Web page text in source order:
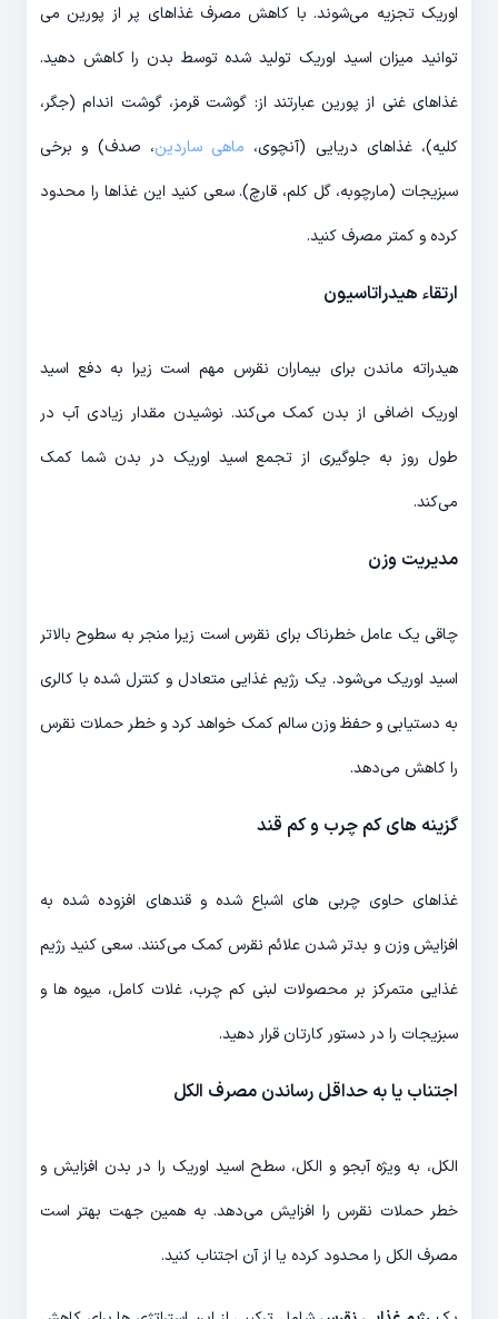
اوریک تجزیه می‌شوند. با کاهش مصرف غذاهای پر از پورین می
توانید میزان اسید اوریک تولید شده توسط بدن را کاهش دهید.
غذاهای غنی از پورین عبارتند از: گوشت قرمز، گوشت اندام (جگر،
کلیه)، غذاهای دریایی (آنچوی، ماهی ساردین، صدف) و برخی
سبزیجات (مارچوبه، گل کلم، قارچ). سعی کنید این غذاها را محدود
کرده و کمتر مصرف کنید.
ارتقاء هیدراتاسیون
هیدراته ماندن برای بیماران نقرس مهم است زیرا به دفع اسید
اوریک اضافی از بدن کمک می‌کند. نوشیدن مقدار زیادی آب در
طول روز به جلوگیری از تجمع اسید اوریک در بدن شما کمک
می‌کند.
مدیریت وزن
چاقی یک عامل خطرناک برای نقرس است زیرا منجر به سطوح بالاتر
اسید اوریک می‌شود. یک رژیم غذایی متعادل و کنترل شده با کالری
به دستیابی و حفظ وزن سالم کمک خواهد کرد و خطر حملات نقرس
را کاهش می‌دهد.
گزینه های کم چرب و کم قند
غذاهای حاوی چربی های اشباع شده و قندهای افزوده شده به
افزایش وزن و بدتر شدن علائم نقرس کمک می‌کنند. سعی کنید رژیم
غذایی متمرکز بر محصولات لبنی کم چرب، غلات کامل، میوه ها و
سبزیجات را در دستور کارتان قرار دهید.
اجتناب یا به حداقل رساندن مصرف الکل
الکل، به ویژه آبجو و الکل، سطح اسید اوریک را در بدن افزایش و
خطر حملات نقرس را افزایش می‌دهد. به همین جهت بهتر است
مصرف الکل را محدود کرده یا از آن اجتناب کنید.